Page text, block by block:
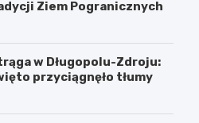
Ziem Pogranicznych
w Długopolu-Zdroju:
przyciągnęło tłumy